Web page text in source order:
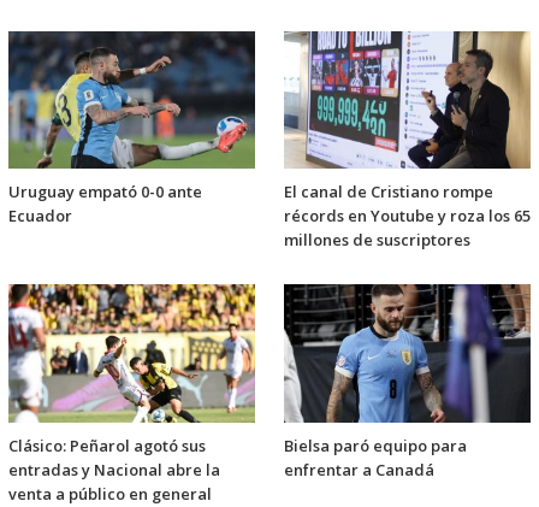
Uruguay empató 0-0 ante
Ecuador
El canal de Cristiano rompe
récords en Youtube y roza los 65
millones de suscriptores
Clásico: Peñarol agotó sus
entradas y Nacional abre la
venta a público en general
Bielsa paró equipo para
enfrentar a Canadá